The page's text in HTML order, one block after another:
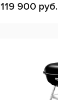
119 900 руб.